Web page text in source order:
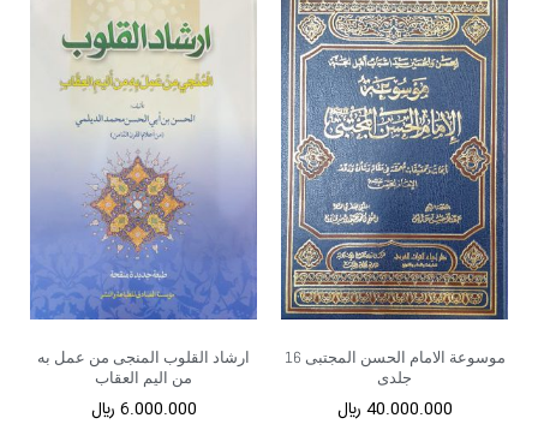
موسوعة الامام الحسن المجتبی 16
جلدی
40.000.000 ﷼
ارشاد القلوب المنجی من عمل به
من الیم العقاب
6.000.000 ﷼